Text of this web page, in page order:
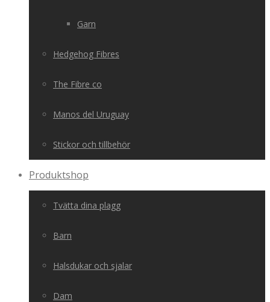
Garn
Hedgehog Fibres
The Fibre co
Manos del Uruguay
Stickor och tillbehör
Produktshop
Tvätta dina plagg
Barn
Halsdukar och sjalar
Dam